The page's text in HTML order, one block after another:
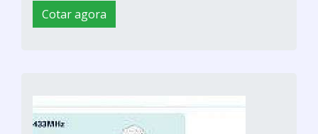
Cotar agora